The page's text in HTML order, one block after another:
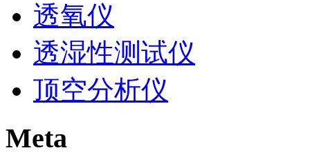
透氧仪
透湿性测试仪
顶空分析仪
Meta